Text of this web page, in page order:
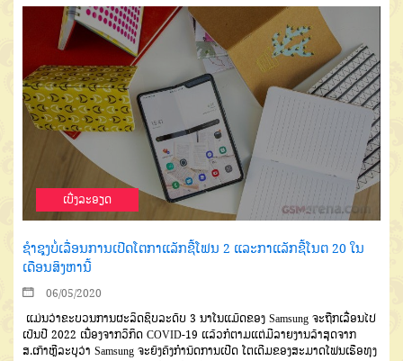
ເບີ່ງລະອຽດ
ຊຳຊຸງບໍ່ເລື່ອນການເປີດໂຕກາແລັກຊີ້ໂຟນ 2 ແລະກາແລັກຊີ້ໂນຕ 20 ໃນ
ເດືອນສິງຫານີ້
06/05/2020
ແມ່ນວ່າຂະບວນການຜະລິດຊິບລະດັບ 3 ນາໂນແມັດຂອງ Samsung ຈະຖືກເລື່ອນໄປ
ເປັນປີ 2022 ເນື່ອງຈາກວິກິດ COVID-19 ແລ້ວກໍຕາມແຕ່ມີລາຍງານລ້າສຸດຈາກ
ສ.ເກົາຫຼີລະບຸວ່າ Samsung ຈະຍັງຄົງກຳນົດການເປີດ ໂຕເດີມຂອງສະມາດໂຟນເຮືອທຸງ